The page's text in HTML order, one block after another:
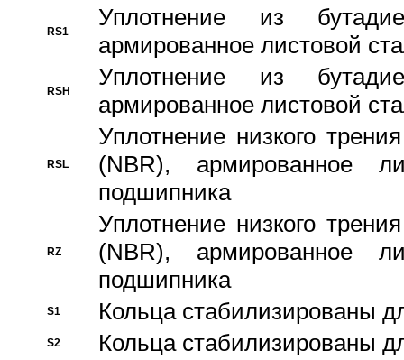
RS1
Уплотнение из
армированное листовой
RSH
Уплотнение из
армированное листовой
RSL
Уплотнение низкого
(NBR), армированное
подшипника
RZ
Уплотнение низкого
(NBR), армированное
подшипника
S1 Кольца стабилизированы
S2 Кольца стабилизированы